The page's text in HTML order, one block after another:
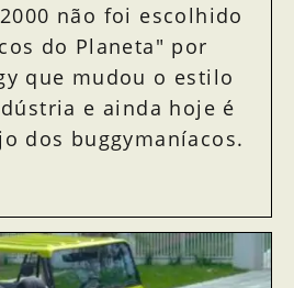
não foi escolhido
do Planeta" por
que mudou o estilo
e ainda hoje é
dos buggymaníacos.